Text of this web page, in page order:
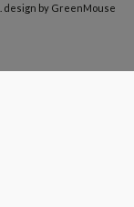
design by GreenMouse